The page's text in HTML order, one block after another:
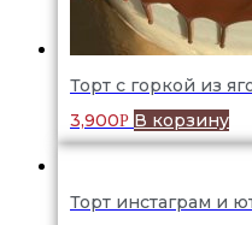
Торт с горкой из
3,900Р В корзину
Торт инстаграм и